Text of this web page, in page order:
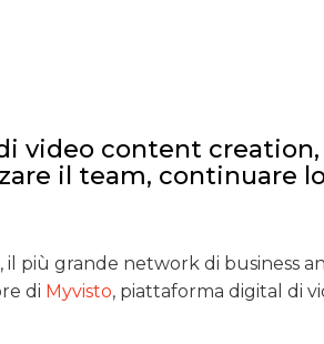
video content
il team, continuare
il più grande network di business
di Myvisto, piattaforma digital di